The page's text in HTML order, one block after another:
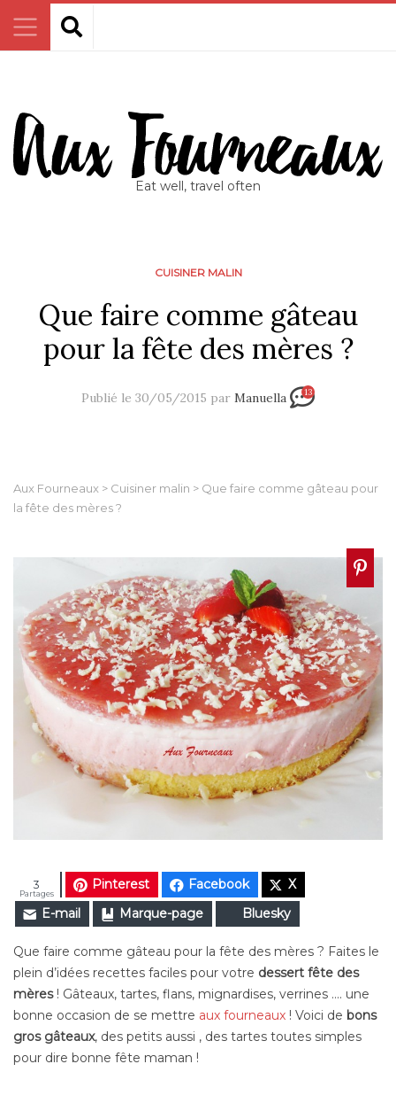
Eat well, travel often
CUISINER MALIN
Que faire comme gâteau
pour la fête des mères ?
Publié le 30/05/2015 par Manuella 13
Aux Fourneaux > Cuisiner malin > Que faire comme gâteau pour
la fête des mères ?
Pinterest Facebook
X
E-mail
Marque-page Bluesky
Partages
3
Que faire comme gâteau pour la fête des mères ? Faites le
plein d’idées recettes faciles pour votre dessert fête des
mères ! Gâteaux, tartes, flans, mignardises, verrines …. une
bonne occasion de se mettre aux fourneaux ! Voici de bons
gros gâteaux, des petits aussi , des tartes toutes simples
pour dire bonne fête maman !